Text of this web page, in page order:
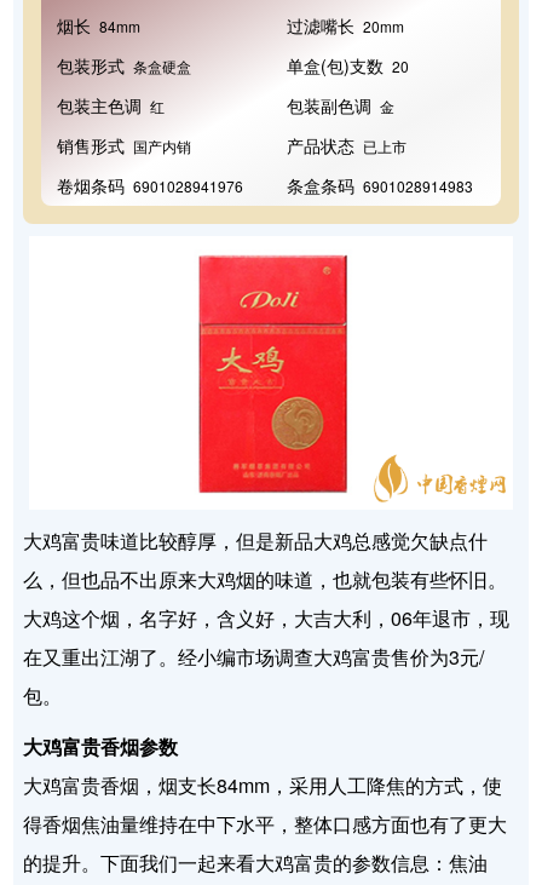
烟长 84mm 过滤嘴长 20mm
包装形式 条盒硬盒 单盒(包)支数 20
包装主色调 红 包装副色调 金
销售形式 国产内销 产品状态 已上市
卷烟条码 6901028941976 条盒条码 6901028914983
大鸡富贵味道比较醇厚，但是新品大鸡总感觉欠缺点什
么，但也品不出原来大鸡烟的味道，也就包装有些怀旧。
大鸡这个烟，名字好，含义好，大吉大利，06年退市，现
在又重出江湖了。经小编市场调查大鸡富贵售价为3元/
包。
大鸡富贵香烟参数
大鸡富贵香烟，烟支长84mm，采用人工降焦的方式，使
得香烟焦油量维持在中下水平，整体口感方面也有了更大
的提升。下面我们一起来看大鸡富贵的参数信息：焦油